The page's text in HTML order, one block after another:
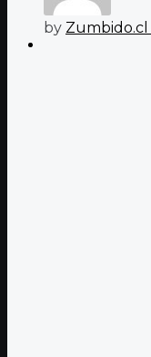
by Zumbido.cl